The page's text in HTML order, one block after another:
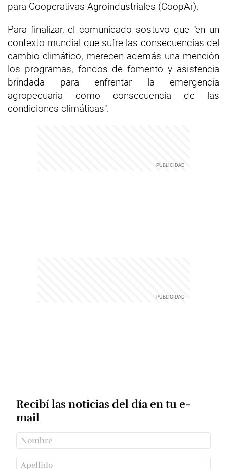
para Cooperativas Agroindustriales (CoopAr).
Para finalizar, el comunicado sostuvo que "en un
contexto mundial que sufre las consecuencias del
cambio climático, merecen además una mención
los programas, fondos de fomento y asistencia
brindada para enfrentar la emergencia
agropecuaria como consecuencia de las
condiciones climáticas".
Recibí las noticias del día en tu e-
mail